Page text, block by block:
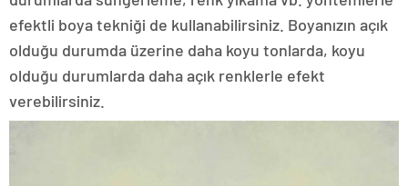
efektli boya tekniği de kullanabilirsiniz. Boyanızın açık
olduğu durumda üzerine daha koyu tonlarda, koyu
olduğu durumlarda daha açık renklerle efekt
verebilirsiniz.